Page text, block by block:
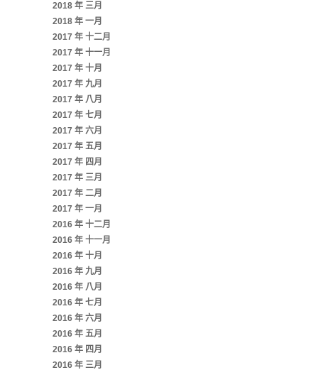
2018 年 三月
2018 年 一月
2017 年 十二月
2017 年 十一月
2017 年 十月
2017 年 九月
2017 年 八月
2017 年 七月
2017 年 六月
2017 年 五月
2017 年 四月
2017 年 三月
2017 年 二月
2017 年 一月
2016 年 十二月
2016 年 十一月
2016 年 十月
2016 年 九月
2016 年 八月
2016 年 七月
2016 年 六月
2016 年 五月
2016 年 四月
2016 年 三月